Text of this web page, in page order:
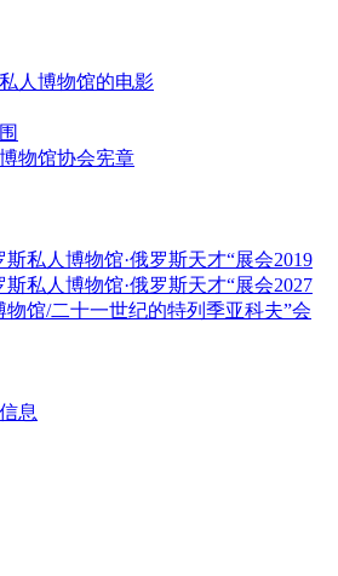
人博物馆的电影
物馆协会宪章
斯私人博物馆·俄罗斯天才“展会2019
斯私人博物馆·俄罗斯天才“展会2027
物馆/二十一世纪的特列季亚科夫”会
息